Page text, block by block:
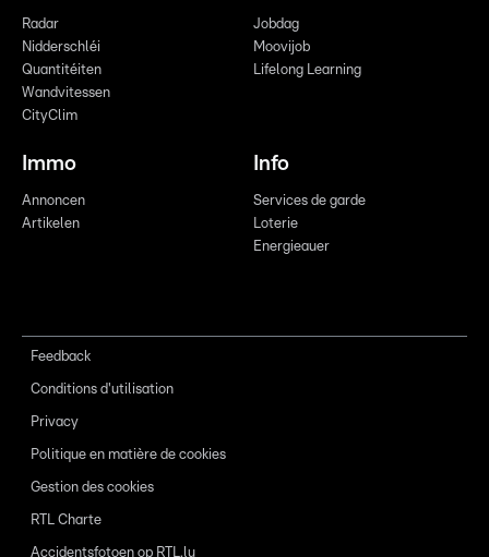
Radar
Nidderschléi
Quantitéiten
Wandvitessen
CityClim
Jobdag
Moovijob
Lifelong Learning
Immo
Annoncen
Artikelen
Info
Services de garde
Loterie
Energieauer
Feedback
Conditions d'utilisation
Privacy
Politique en matière de cookies
Gestion des cookies
RTL Charte
Accidentsfotoen op RTL.lu